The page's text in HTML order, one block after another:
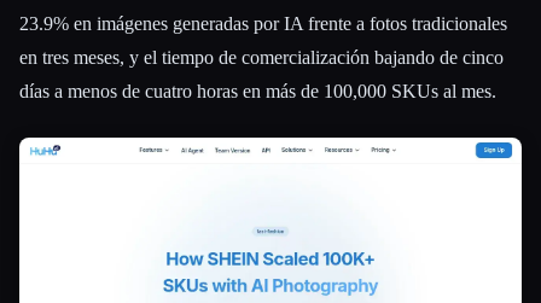
23.9% en imágenes generadas por IA frente a fotos tradicionales
en tres meses, y el tiempo de comercialización bajando de cinco
días a menos de cuatro horas en más de 100,000 SKUs al mes.